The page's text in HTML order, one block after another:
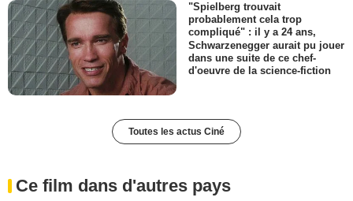
"Spielberg trouvait
probablement cela trop
compliqué" : il y a 24 ans,
Schwarzenegger aurait pu jouer
dans une suite de ce chef-
d'oeuvre de la science-fiction
Toutes les actus Ciné
Ce film dans d'autres pays